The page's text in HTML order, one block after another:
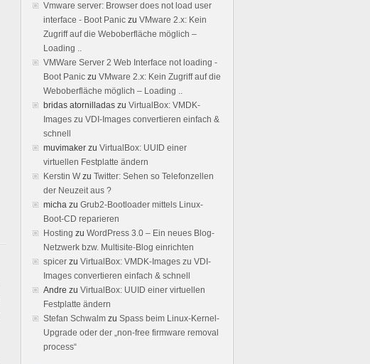
Vmware server: Browser does not load user
interface - Boot Panic zu VMware 2.x: Kein
Zugriff auf die Weboberfläche möglich –
Loading ..
VMWare Server 2 Web Interface not loading -
Boot Panic zu VMware 2.x: Kein Zugriff auf die
Weboberfläche möglich – Loading ..
bridas atornilladas zu VirtualBox: VMDK-
Images zu VDI-Images convertieren einfach &
schnell
muvimaker zu VirtualBox: UUID einer
virtuellen Festplatte ändern
Kerstin Wzu Twitter: Sehen so Telefonzellen
der Neuzeit aus ?
micha zu Grub2-Bootloader mittels Linux-
Boot-CD reparieren
Hosting zu WordPress 3.0 – Ein neues Blog-
Netzwerk bzw. Multisite-Blog einrichten
spicer zu VirtualBox: VMDK-Images zu VDI-
Images convertieren einfach & schnell
Andre zu VirtualBox: UUID einer virtuellen
Festplatte ändern
Stefan Schwalm zu Spass beim Linux-Kernel-
Upgrade oder der „non-free firmware removal
process“